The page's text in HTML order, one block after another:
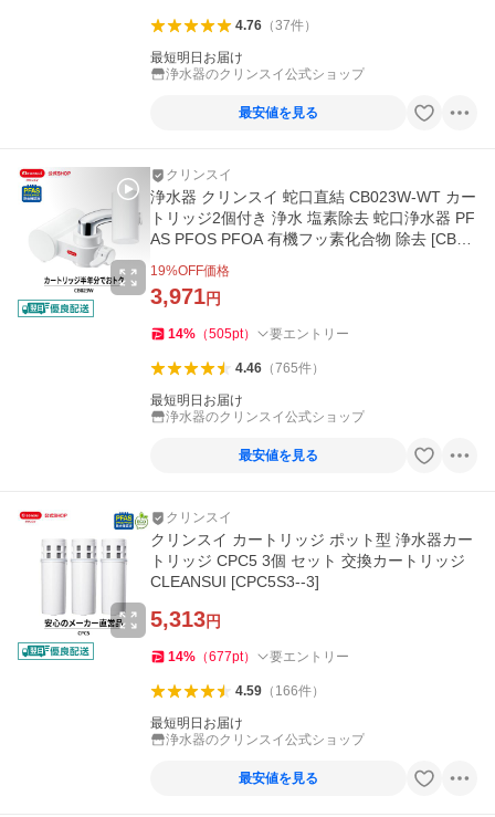
4.76（37件）
最短明日お届け
浄水器のクリンスイ公式ショップ
最安値を見る
クリンスイ
浄水器 クリンスイ 蛇口直結 CB023W-WT カー
トリッジ2個付き 浄水 塩素除去 蛇口浄水器 PF
AS PFOS PFOA 有機フッ素化合物 除去 [CB02
19%OFF価格
3,971円
14% （505pt） 要エントリー
4.46（765件）
最短明日お届け
浄水器のクリンスイ公式ショップ
最安値を見る
クリンスイ
クリンスイ カートリッジ ポット型 浄水器カー
トリッジ CPC5 3個 セット 交換カートリッジ
CLEANSUI [CPC5S3--3]
5,313円
14% （677pt） 要エントリー
4.59（ 166件）
最短明日お届け
浄水器のクリンスイ公式ショップ
最安値を見る